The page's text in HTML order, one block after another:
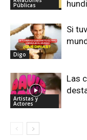
Públicas
Digo
Si
Artistas y
Actores
Las